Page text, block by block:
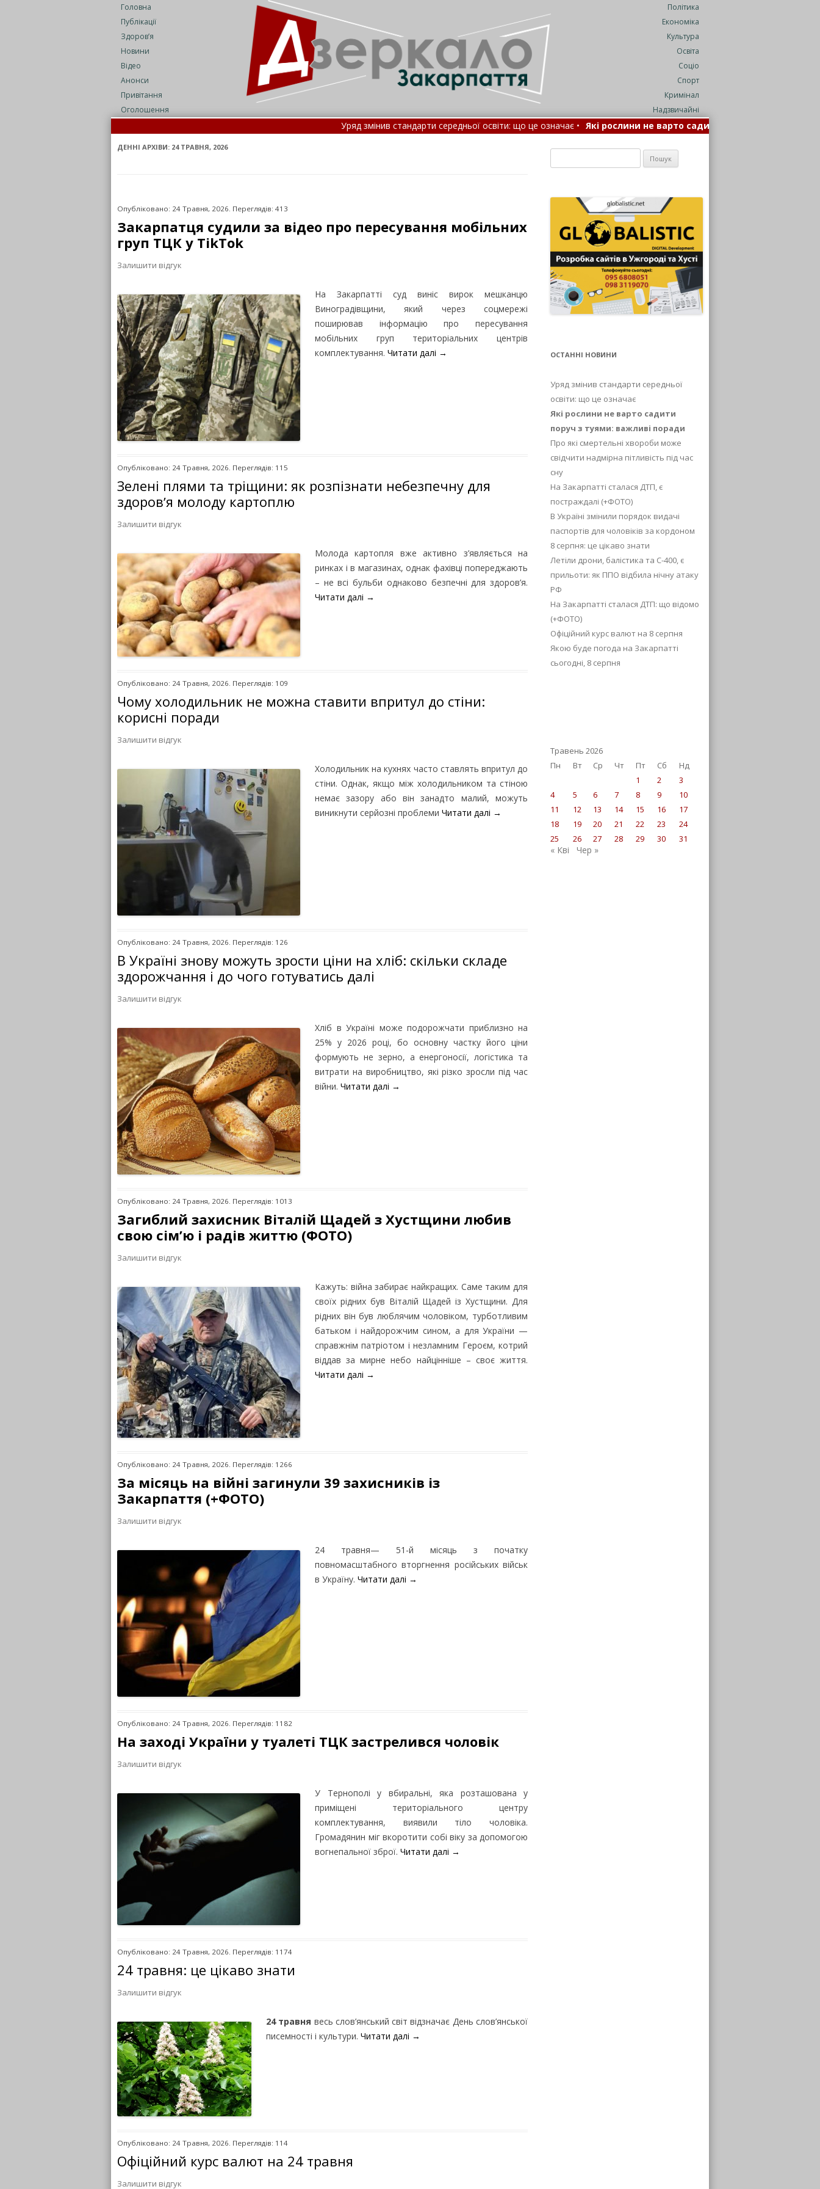
Головна
Публікації
Здоров’я
Новини
Відео
Анонси
Привітання
Оголошення
Політика
Економіка
Культура
Освіта
Соціо
Спорт
Кримінал
Надзвичайні
Уряд змінив стандарти середньої освіти: що це означає • Які рослини не варто садити поруч з туями: важливі поради
Частина рейсів не доїде до кінцевої: “Укрзалізниця” терміново змінює маршрути •
ДЕННІ АРХІВИ: 24 ТРАВНЯ, 2026
Опубліковано: 24 Травня, 2026. Переглядів: 413
Закарпатця судили за відео про пересування мобільних
груп ТЦК у TikTok
Залишити відгук
На Закарпатті суд виніс вирок мешканцю
Виноградівщини, який через соцмережі
поширював інформацію про пересування
мобільних груп територіальних центрів
комплектування. Читати далі →
Опубліковано: 24 Травня, 2026. Переглядів: 115
Зелені плями та тріщини: як розпізнати небезпечну для
здоровʼя молоду картоплю
Залишити відгук
Молода картопля вже активно з’являється на
ринках і в магазинах, однак фахівці попереджають
– не всі бульби однаково безпечні для здоров’я.
Читати далі →
Опубліковано: 24 Травня, 2026. Переглядів: 109
Чому холодильник не можна ставити впритул до стіни:
корисні поради
Залишити відгук
Холодильник на кухнях часто ставлять впритул до
стіни. Однак, якщо між холодильником та стіною
немає зазору або він занадто малий, можуть
виникнути серйозні проблеми Читати далі →
Опубліковано: 24 Травня, 2026. Переглядів: 126
В Україні знову можуть зрости ціни на хліб: скільки складе
здорожчання і до чого готуватись далі
Залишити відгук
Хліб в Україні може подорожчати приблизно на
25% у 2026 році, бо основну частку його ціни
формують не зерно, а енергоносії, логістика та
витрати на виробництво, які різко зросли під час
війни. Читати далі →
Опубліковано: 24 Травня, 2026. Переглядів: 1013
Загиблий захисник Віталій Щадей з Хустщини любив
свою сім’ю і радів життю (ФОТО)
Залишити відгук
Кажуть: війна забирає найкращих. Саме таким для
своїх рідних був Віталій Щадей із Хустщини. Для
рідних він був люблячим чоловіком, турботливим
батьком і найдорожчим сином, а для України —
справжнім патріотом і незламним Героєм, котрий
віддав за мирне небо найцінніше – своє життя.
Читати далі →
Опубліковано: 24 Травня, 2026. Переглядів: 1266
За місяць на війні загинули 39 захисників із
Закарпаття (+ФОТО)
Залишити відгук
24 травня— 51-й місяць з початку
повномасштабного вторгнення російських військ
в Україну. Читати далі →
Опубліковано: 24 Травня, 2026. Переглядів: 1182
На заході України у туалеті ТЦК застрелився чоловік
Залишити відгук
У Тернополі у вбиральні, яка розташована у
приміщені територіального центру
комплектування, виявили тіло чоловіка.
Громадянин міг вкоротити собі віку за допомогою
вогнепальної зброї. Читати далі →
Опубліковано: 24 Травня, 2026. Переглядів: 1174
24 травня: це цікаво знати
Залишити відгук
24 травня весь слов’янський світ відзначає День слов’янської
писемності і культури. Читати далі →
Опубліковано: 24 Травня, 2026. Переглядів: 114
Офіційний курс валют на 24 травня
Залишити відгук
ОСТАННІ НОВИНИ
Уряд змінив стандарти середньої
освіти: що це означає
Які рослини не варто садити
поруч з туями: важливі поради
Про які смертельні хвороби може
свідчити надмірна пітливість під час
сну
На Закарпатті сталася ДТП, є
постраждалі (+ФОТО)
В Україні змінили порядок видачі
паспортів для чоловіків за кордоном
8 серпня: це цікаво знати
Летіли дрони, балістика та С-400, є
прильоти: як ППО відбила нічну атаку
РФ
На Закарпатті сталася ДТП: що відомо
(+ФОТО)
Офіційний курс валют на 8 серпня
Якою буде погода на Закарпатті
сьогодні, 8 серпня
Травень 2026
Пн
Вт Ср Чт Пт Сб
Нд
1
2
3
4
5 6 7 8 9
10
11
12 13 14 15 16
17
18
19 20 21 22 23
24
25
26 27 28 29 30 31
« Кві Чер »